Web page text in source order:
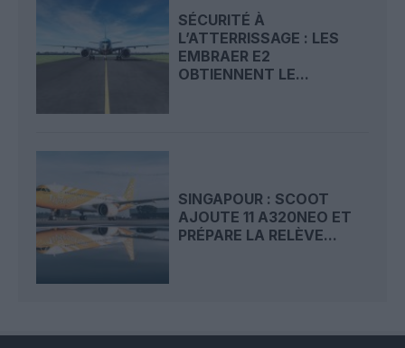
SÉCURITÉ À
L’ATTERRISSAGE : LES
EMBRAER E2
OBTIENNENT LE...
SINGAPOUR : SCOOT
AJOUTE 11 A320NEO ET
PRÉPARE LA RELÈVE...